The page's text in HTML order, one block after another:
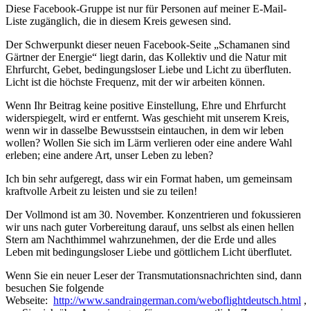
Diese Facebook-Gruppe ist nur für Personen auf meiner E-Mail-
Liste zugänglich, die in diesem Kreis gewesen sind.
Der Schwerpunkt dieser neuen Facebook-Seite „Schamanen sind
Gärtner der Energie“ liegt darin, das Kollektiv und die Natur mit
Ehrfurcht, Gebet, bedingungsloser Liebe und Licht zu überfluten.
Licht ist die höchste Frequenz, mit der wir arbeiten können.
Wenn Ihr Beitrag keine positive Einstellung, Ehre und Ehrfurcht
widerspiegelt, wird er entfernt. Was geschieht mit unserem Kreis,
wenn wir in dasselbe Bewusstsein eintauchen, in dem wir leben
wollen? Wollen Sie sich im Lärm verlieren oder eine andere Wahl
erleben; eine andere Art, unser Leben zu leben?
Ich bin sehr aufgeregt, dass wir ein Format haben, um gemeinsam
kraftvolle Arbeit zu leisten und sie zu teilen!
Der Vollmond ist am 30. November. Konzentrieren und fokussieren
wir uns nach guter Vorbereitung darauf, uns selbst als einen hellen
Stern am Nachthimmel wahrzunehmen, der die Erde und alles
Leben mit bedingungsloser Liebe und göttlichem Licht überflutet.
Wenn Sie ein neuer Leser der Transmutationsnachrichten sind, dann
besuchen Sie folgende
Webseite: http://www.sandraingerman.com/weboflightdeutsch.html ,